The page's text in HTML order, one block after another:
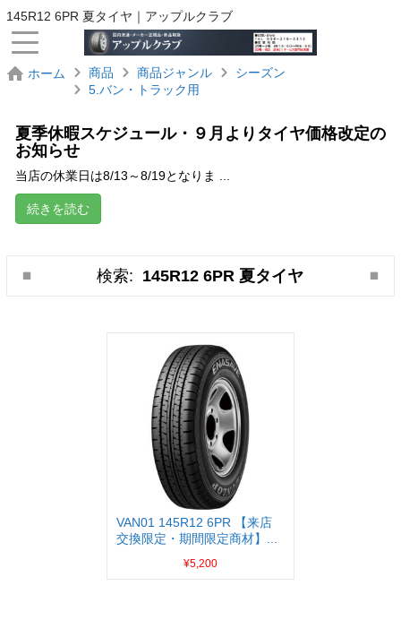
145R12 6PR 夏タイヤ｜アップルクラブ
ホーム 商品 商品ジャンル
シーズン
5.バン・トラック用
夏季休暇スケジュール・９月よりタイヤ価格改定の
お知らせ
当店の休業日は8/13～8/19となりま ...
続きを読む
検索: 145R12 6PR 夏タイヤ
VAN01 145R12 6PR 【来店
交換限定・期間限定商材】...
¥5,200